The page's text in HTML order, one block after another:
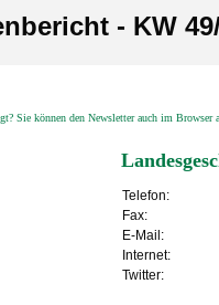
- KW
Sie können den Newsletter auch im Browser
Telefon:
Fax:
E-Mail:
Internet:
Twitter: